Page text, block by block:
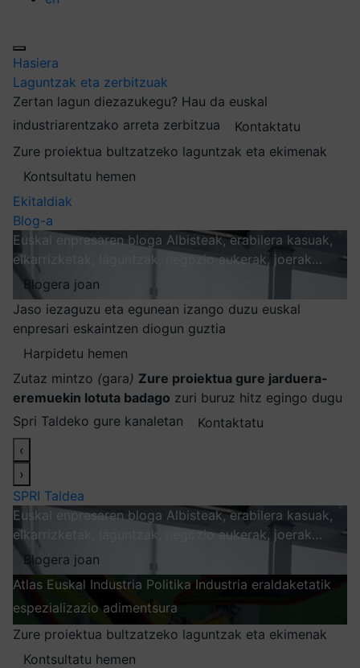
Hasiera
Laguntzak eta zerbitzuak
Zertan lagun diezazukegu? Hau da euskal
industriarentzako arreta zerbitzua
Kontaktatu
Zure proiektua bultzatzeko laguntzak eta ekimenak
Kontsultatu hemen
Ekitaldiak
Blog-a
Euskal enpresaren bloga Albisteak, erabilera kasuak,
elkarrizketak, laguntzak, negozio aukerak, joerak…
Blogera joan
Jaso iezaguzu eta egunean izango duzu euskal
enpresari eskaintzen diogun guztia
Harpidetu hemen
Zutaz mintzo (gara) Zure proiektua gure jarduera-
eremuekin lotuta badago zuri buruz hitz egingo dugu
Spri Taldeko gure kanaletan
Kontaktatu
‹
›
SPRI Taldea
Euskal enpresaren bloga Albisteak, erabilera kasuak,
elkarrizketak, laguntzak, negozio aukerak, joerak…
Blogera joan
Atlas Euskal Industria Politika Industria eraldaketatik
espezializazio adimentsura
Zure proiektua bultzatzeko laguntzak eta ekimenak
Kontsultatu hemen